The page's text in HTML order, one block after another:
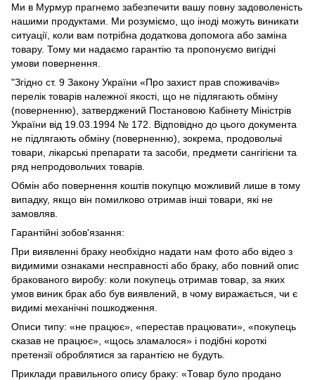
Ми в Мурмур прагнемо забезпечити вашу повну задоволеність
нашими продуктами. Ми розуміємо, що іноді можуть виникати
ситуації, коли вам потрібна додаткова допомога або заміна
товару. Тому ми надаємо гарантію та пропонуємо вигідні
умови повернення.
"Згідно ст. 9 Закону України «Про захист прав споживачів»
перелік товарів належної якості, що не підлягають обміну
(поверненню), затверджений Постановою Кабінету Міністрів
України від 19.03.1994 № 172. Відповідно до цього документа
не підлягають обміну (поверненню), зокрема, продовольчі
товари, лікарські препарати та засоби, предмети сангігієни та
ряд непродовольчих товарів.
Обмін або повернення коштів покупцю можливий лише в тому
випадку, якщо він помилково отримав інші товари, які не
замовляв.
Гарантійні зобов'язання:
При виявленні браку необхідно надати нам фото або відео з
видимими ознаками несправності або браку, або повний опис
бракованого виробу: коли покупець отримав товар, за яких
умов виник брак або був виявлений, в чому виражається, чи є
видимі механічні пошкодження.
Описи типу: «не працює», «перестав працювати», «покупець
сказав не працює», «щось зламалося» і подібні короткі
претензії оброблятися за гарантією не будуть.
Приклади правильного опису браку: «Товар було продано